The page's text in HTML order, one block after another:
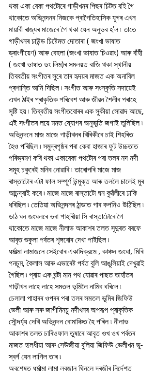
থকা একা বেকা পথটোৰে গাড়ীখনৰ পিছৰ চিটত বহি গৈ
থাকোতে অভিনন্দনৰ নিজকে প্ৰাগৈতিহাসিক যুগৰ এখন
মায়াবী ৰাজ্যৰ মাজেৰে গৈ থকা যেন অনুভব হ’ল ৷ তাতে
গাড়ীখনৰ চাউন্ড চিষ্টেমত দোতাৰা ( জংখা ভাষাত
ড্ৰাংগীয়েণ) আৰু বেহলা (জংখা ভাষাত চিওৱাং) আৰু বাঁহী
( জংখা ভাষাত ডং লিম)ৰ সমলয়ত বাজি থকা স্থানীয়
তিববতীয় সংগীতৰ সুৰে তাৰ হৃদয়ৰ মাজত এক অনাবিল
প্ৰশান্তি আনি দিছিল ৷ সংগীত আৰু সংস্কৃতি সদায়েই
এখন ঠাইৰ প্ৰাকৃতিক পৰিবেশ আৰু জীৱন শৈলীৰ পৰাহে
সৃষ্টি হয় ৷ তিব্বতীয় সংগীতবোৰৰ এক সুকীয়া সোৱাদ আছে,
এই সংগীতৰ লয়ে মনত য্যোগৰ অনুভূতি জগাই তুলিছিল ৷
অভিনন্দনে মাজ মাজে গাড়ীখনৰ খিৰিকীৰে চাই শিহৰিত
হৈও পৰিছিল ৷ সমুদ্ৰপৃষ্ঠৰ পৰা কেবা হাজাৰ ফুট উচ্চতাত
পৰিভ্ৰমণ কৰি থকা একাবেকা পথটোৰ পৰা তলৰ নদ নদী
সমূহ চকুৰেই মনিব নোৱাৰি ৷ তাৰোপৰি মাজে মাজ
ৰাস্তাটোৰ এটা ফাল সম্পূৰ্ণ উন্মুক্ত আৰু তললৈ চালেই মুৰ
আচন্দ্ৰাই কৰে ৷ মাজে মাজে ৰাস্তাটো ঘন কুৱঁলীৰে ঢাকি
ধৰিছিল ৷ তেতিয়া অভিনন্দনৰ ঠান্ডাত গাৰ কপনিও উঠিছিল ৷
ডাঠ ঘন জংঘলৰে ভৰা পাহাৰীয়া সি ৰাস্তাটোৰে গৈ
থাকোতে মাজে মাজে নীলাভ আকাশৰ তলত সূদুৰত বৰফে
আবৃত শুকুলা পৰ্বতৰ শৃঙ্গবোৰ দেখা পাইছিল ৷
ধৰ্মাত্মা লামাজনে সেইবোৰ একাদিক্রমে , কাঞ্চন জংঘা, মিৰি
পনচুম, কৈলাস আৰু এভাৰেষ্ট পৰ্বত বুলি আঙুলিয়াই দেখুৱাই
গৈছিল ৷ প্ৰায় এক ঘন্টা মান পথ যোৱাৰ পাছত তাহাঁতৰ
গাড়ীখন লাহে লাহে সমতল ভূমিলৈ নামিব ধৰিলে ৷
চেলালা পাহাৰৰ ওপৰৰ পৰা তলৰ সমতল ভূমিৰ জিফিউ
ভেলী আৰু সৰু জাগীমিনচু নদীখনৰ অপৰূপ প্ৰাকৃতিক
সৌন্দৰ্য্য দেখি অভিনন্দন ৰোমাঞ্চিত হৈ পৰিল ৷ নীলাভ
আকাশৰ তলত চাৰিওফাল তুষাৰে আবৃত ওখ ওখ পৰ্বতৰ
মাজত হালধীয়া আৰু সেউজীয়া বুলিয়া জিফিউ ভেলীখন ভূ-
স্বৰ্গ যেন লাগিল তাৰ ৷
অবশেষত ধৰ্মাত্মা লামা লবজান থিনলে দৰজীৰ নিৰ্দেশত